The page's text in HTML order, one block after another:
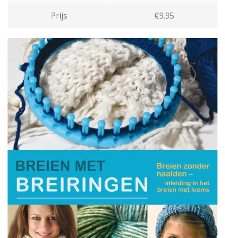
Prijs €9.95